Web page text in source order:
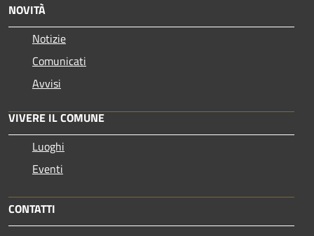
NOVITÀ
Notizie
Comunicati
Avvisi
VIVERE IL COMUNE
Luoghi
Eventi
CONTATTI